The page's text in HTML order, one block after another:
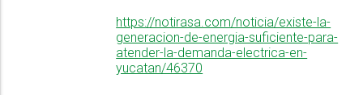
https://notirasa.com/noticia/existe-la-
generacion-de-energia-suficiente-para-
atender-la-demanda-electrica-en-
yucatan/46370